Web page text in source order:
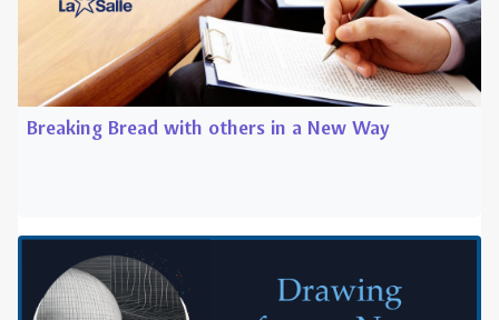
Drawing from a new perspective.